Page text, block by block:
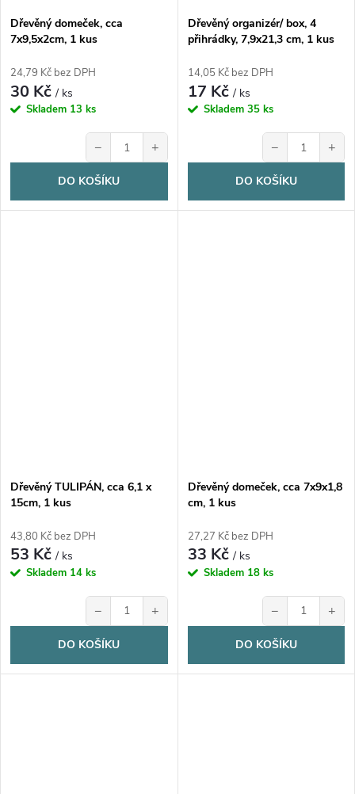
Dřevěný domeček, cca
7x9,5x2cm, 1 kus
24,79 Kč bez DPH
30 Kč/ ks
Skladem 13 ks
− +
DO KOŠÍKU
Dřevěný organizér/ box, 4
přihrádky, 7,9x21,3 cm, 1 kus
14,05 Kč bez DPH
17 Kč/ ks
Skladem 35 ks
− +
DO KOŠÍKU
Dřevěný TULIPÁN, cca 6,1 x
15cm, 1 kus
43,80 Kč bez DPH
53 Kč/ ks
Skladem 14 ks
− +
DO KOŠÍKU
Dřevěný domeček, cca 7x9x1,8
cm, 1 kus
27,27 Kč bez DPH
33 Kč/ ks
Skladem 18 ks
− +
DO KOŠÍKU